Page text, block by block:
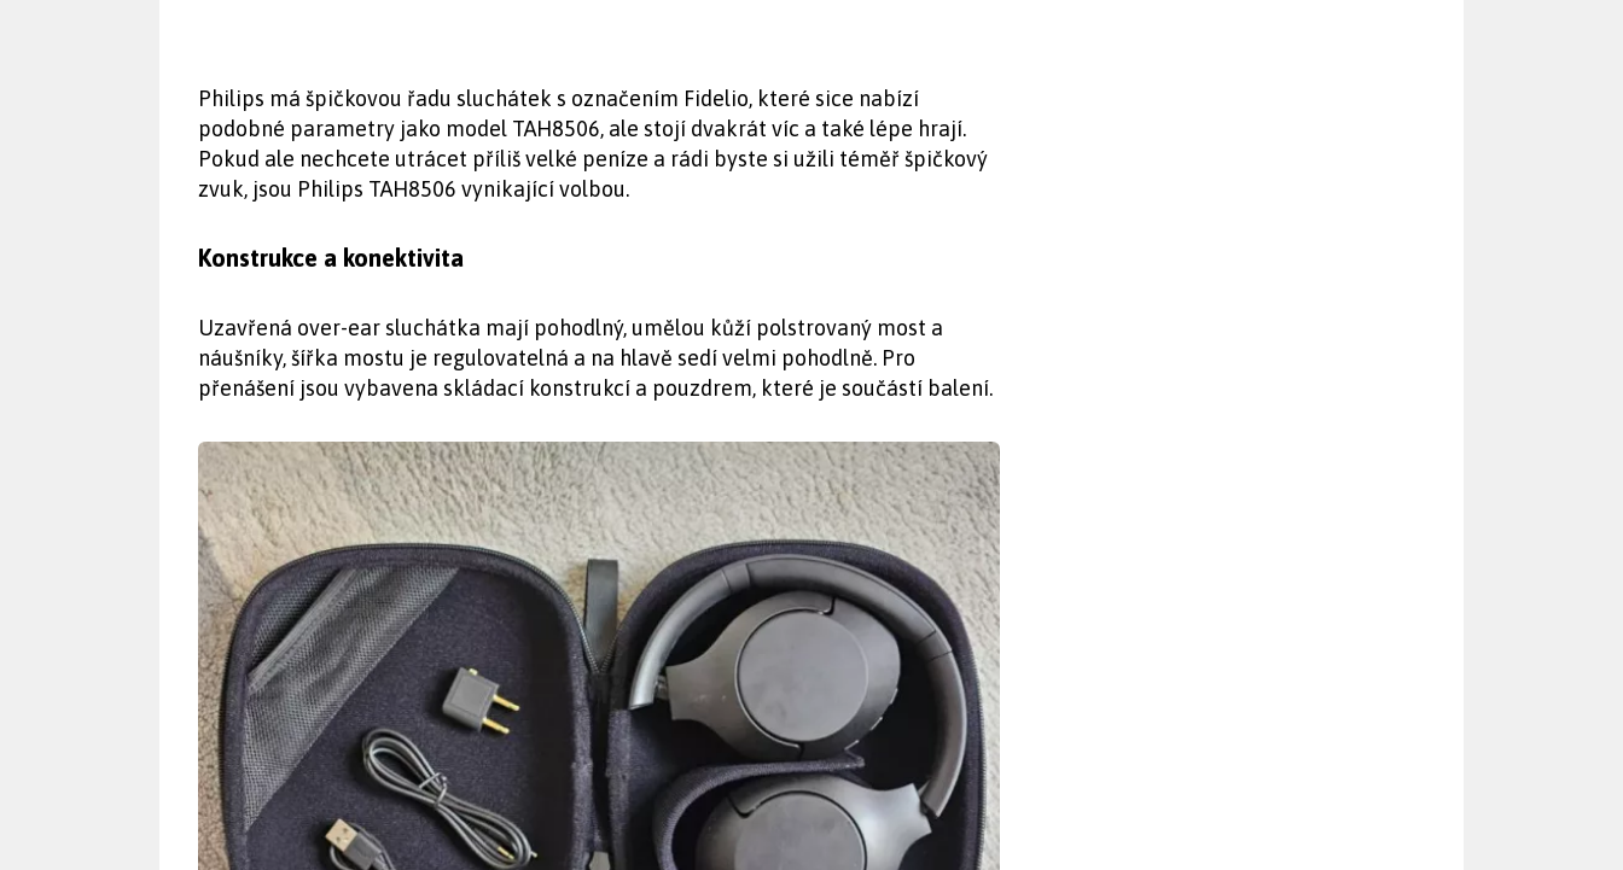
Philips má špičkovou řadu sluchátek s označením Fidelio, které sice nabízí
podobné parametry jako model TAH8506, ale stojí dvakrát víc a také lépe hrají.
Pokud ale nechcete utrácet příliš velké peníze a rádi byste si užili téměř špičkový
zvuk, jsou Philips TAH8506 vynikající volbou.
Konstrukce a konektivita
Uzavřená over-ear sluchátka mají pohodlný, umělou kůží polstrovaný most a
náušníky, šířka mostu je regulovatelná a na hlavě sedí velmi pohodlně. Pro
přenášení jsou vybavena skládací konstrukcí a pouzdrem, které je součástí balení.